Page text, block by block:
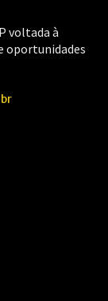
voltada à
oportunidades